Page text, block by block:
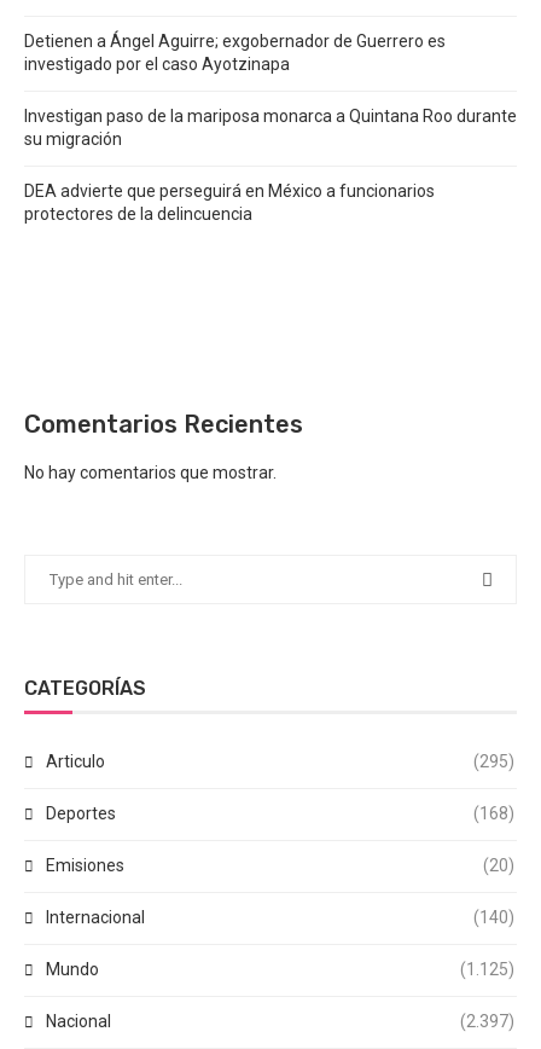
Detienen a Ángel Aguirre; exgobernador de Guerrero es
investigado por el caso Ayotzinapa
Investigan paso de la mariposa monarca a Quintana Roo durante
su migración
DEA advierte que perseguirá en México a funcionarios
protectores de la delincuencia
Comentarios Recientes
No hay comentarios que mostrar.
CATEGORÍAS
Articulo (295)
Deportes (168)
Emisiones (20)
Internacional (140)
Mundo (1.125)
Nacional (2.397)